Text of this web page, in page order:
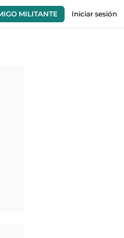
MILITANTE Iniciar sesión